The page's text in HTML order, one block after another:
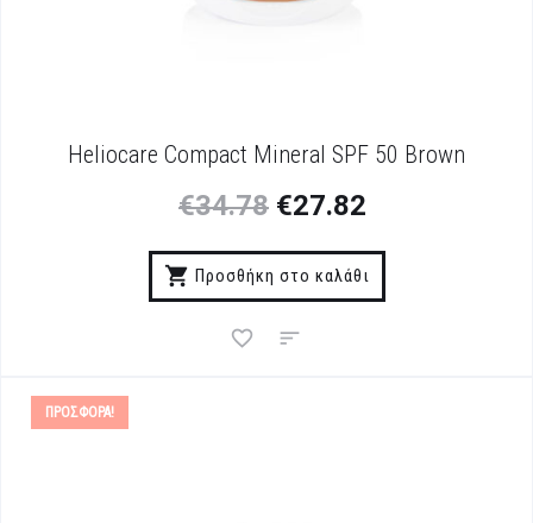
Heliocare Compact Mineral SPF 50 Brown
€34.78 €27.82
Προσθήκη στο καλάθι
ΠΡΟΣΦΟΡΆ!